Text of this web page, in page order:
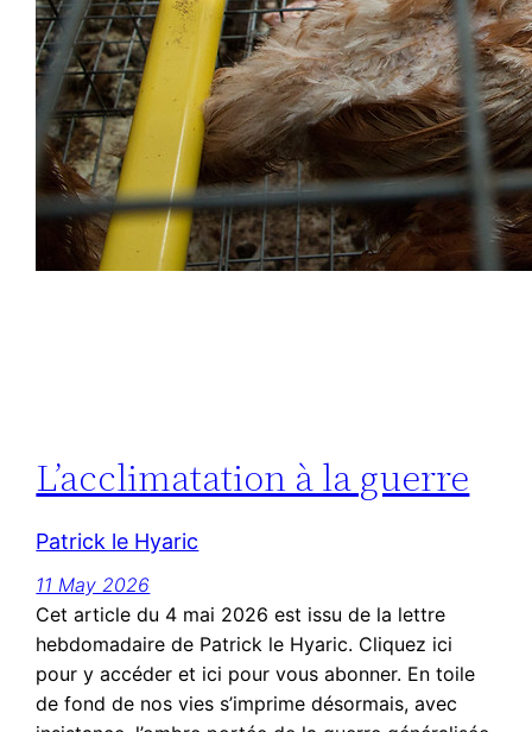
L’acclimatation à la guerre
Patrick le Hyaric
11 May 2026
Cet article du 4 mai 2026 est issu de la lettre
hebdomadaire de Patrick le Hyaric. Cliquez ici
pour y accéder et ici pour vous abonner. En toile
de fond de nos vies s’imprime désormais, avec